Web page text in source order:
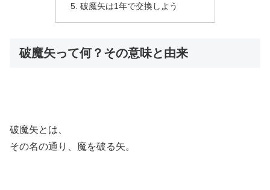
破魔矢は1年で交換しよう
破魔矢って何？その意味と由来
破魔矢とは、
その名の通り、 魔を破る矢。